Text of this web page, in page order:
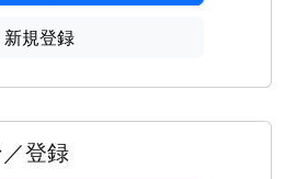
新規登録
登録